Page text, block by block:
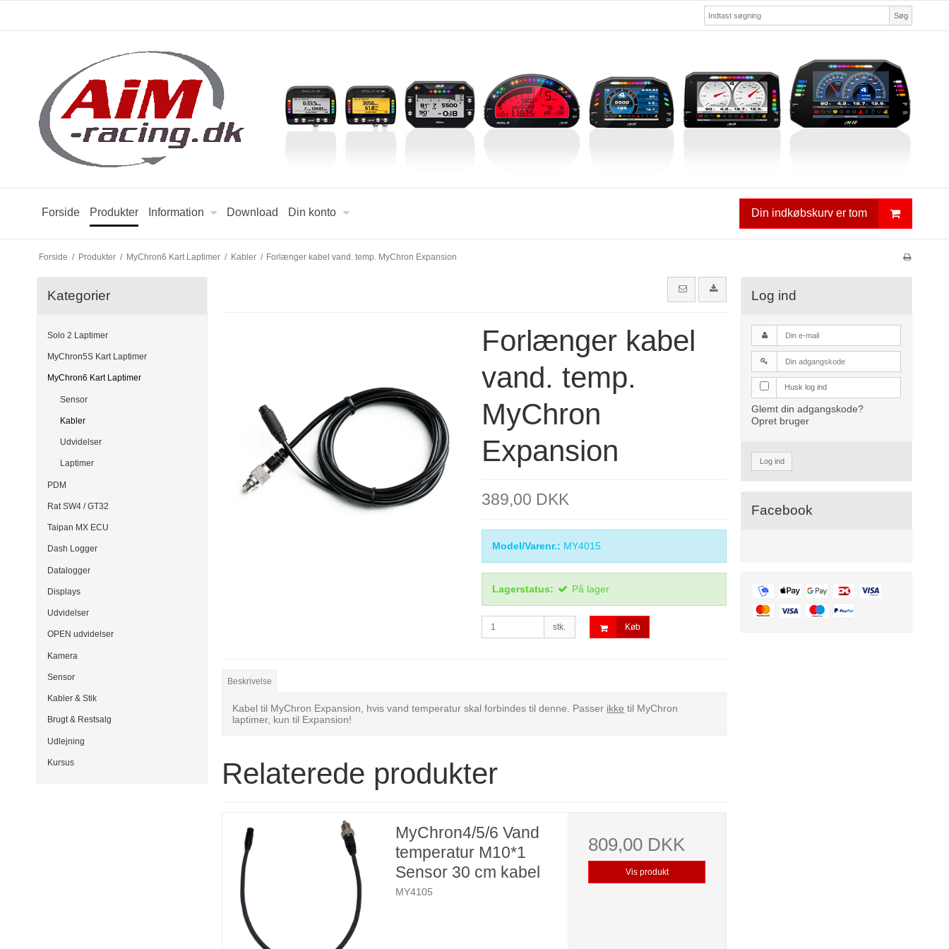
Søg
Forside Produkter Information Download Din konto Din indkøbskurv er tom
Forside / Produkter / MyChron6 Kart Laptimer / Kabler / Forlænger kabel vand. temp. MyChron Expansion
Kategorier
Solo 2 Laptimer
MyChron5S Kart Laptimer
MyChron6 Kart Laptimer
Sensor
Kabler
Udvidelser
Laptimer
PDM
Rat SW4 / GT32
Taipan MX ECU
Dash Logger
Datalogger
Displays
Udvidelser
OPEN udvidelser
Kamera
Sensor
Kabler & Stik
Brugt & Restsalg
Udlejning
Kursus
Forlænger kabel
vand. temp.
MyChron
Expansion
389,00 DKK
Model/Varenr.: MY4015
Lagerstatus: På lager
stk. Køb
Beskrivelse
Kabel til MyChron Expansion, hvis vand temperatur skal forbindes til denne. Passer ikke til MyChron
laptimer, kun til Expansion!
Relaterede produkter
MyChron4/5/6 Vand
temperatur M10*1
Sensor 30 cm kabel
MY4105
809,00 DKK
Vis produkt
Log ind
Husk log ind
Glemt din adgangskode?
Opret bruger
Log ind
Facebook